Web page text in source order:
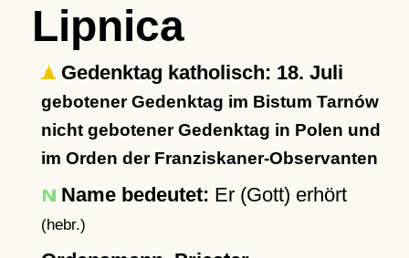
Lipnica
Gedenktag katholisch: 18. Juli
gebotener Gedenktag im Bistum Tarnów
nicht gebotener Gedenktag in Polen und
im Orden der Franziskaner-Observanten
Name bedeutet: Er (Gott) erhört
(hebr.)